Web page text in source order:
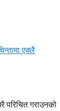
एक्लै
गराउनको